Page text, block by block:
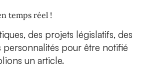
temps réel !
des projets législatifs, des
personnalités pour être notifié
un article.